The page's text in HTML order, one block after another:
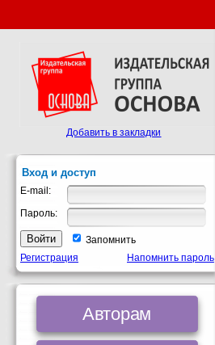
Добавить в закладки
Вход и доступ
E-mail:
Пароль:
Запомнить
Регистрация
Напомнить пароль
Авторам